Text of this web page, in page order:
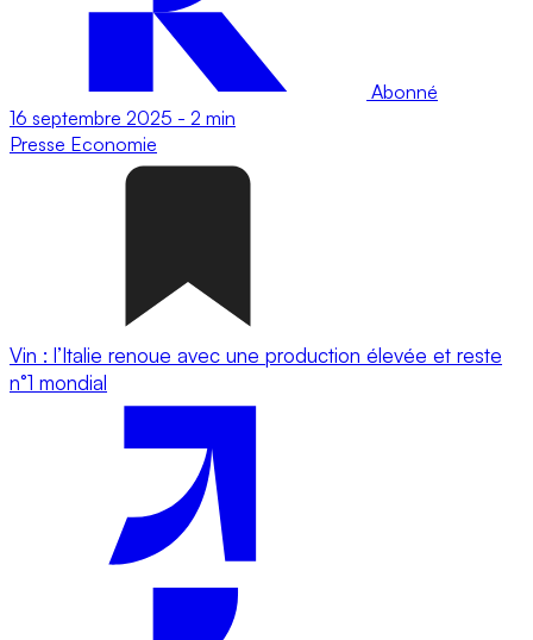
Abonné
16 septembre 2025 - 2 min
Presse Economie
Vin : l’Italie renoue avec une production élevée et reste
n°1 mondial